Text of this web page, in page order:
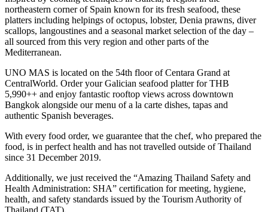
northeastern corner of Spain known for its fresh seafood, these
platters including helpings of octopus, lobster, Denia prawns, diver
scallops, langoustines and a seasonal market selection of the day –
all sourced from this very region and other parts of the
Mediterranean.
UNO MAS is located on the 54th floor of Centara Grand at
CentralWorld. Order your Galician seafood platter for THB
5,990++ and enjoy fantastic rooftop views across downtown
Bangkok alongside our menu of a la carte dishes, tapas and
authentic Spanish beverages.
With every food order, we guarantee that the chef, who prepared the
food, is in perfect health and has not travelled outside of Thailand
since 31 December 2019.
Additionally, we just received the “Amazing Thailand Safety and
Health Administration: SHA” certification for meeting, hygiene,
health, and safety standards issued by the Tourism Authority of
Thailand (TAT).